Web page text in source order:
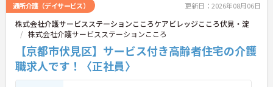
通所介護（デイサービス） 更新日：2026年08月06日
株式会社介護サービスステーションこころケアビレッジこころ伏見・淀
株式会社介護サービスステーションこころ
【京都市伏見区】サービス付き高齢者住宅の介護
職求人です！〈正社員〉